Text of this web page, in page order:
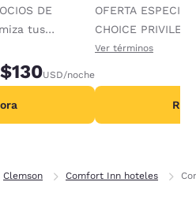
DE
tus
puntos
$130USD/noche
OFERTA
CHOICE
recompensas al
Ver términos
Clemson Comfort Inn hoteles